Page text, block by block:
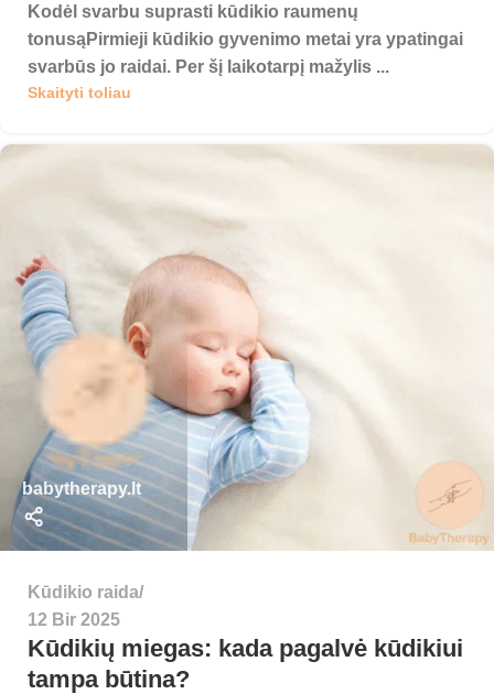
Kodėl svarbu suprasti kūdikio raumenų
tonusąPirmieji kūdikio gyvenimo metai yra ypatingai
svarbūs jo raidai. Per šį laikotarpį mažylis ...
Skaityti toliau
babytherapy.lt
Kūdikio raida
12 Bir 2025
Kūdikių miegas: kada pagalvė kūdikiui
tampa būtina?